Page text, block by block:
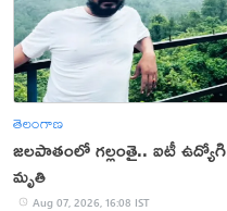
తెలంగాణ
జలపాతంలో గల్లంతై.. ఐటీ ఉద్యోగి
మృతి
Aug 07, 2026, 16:08 IST